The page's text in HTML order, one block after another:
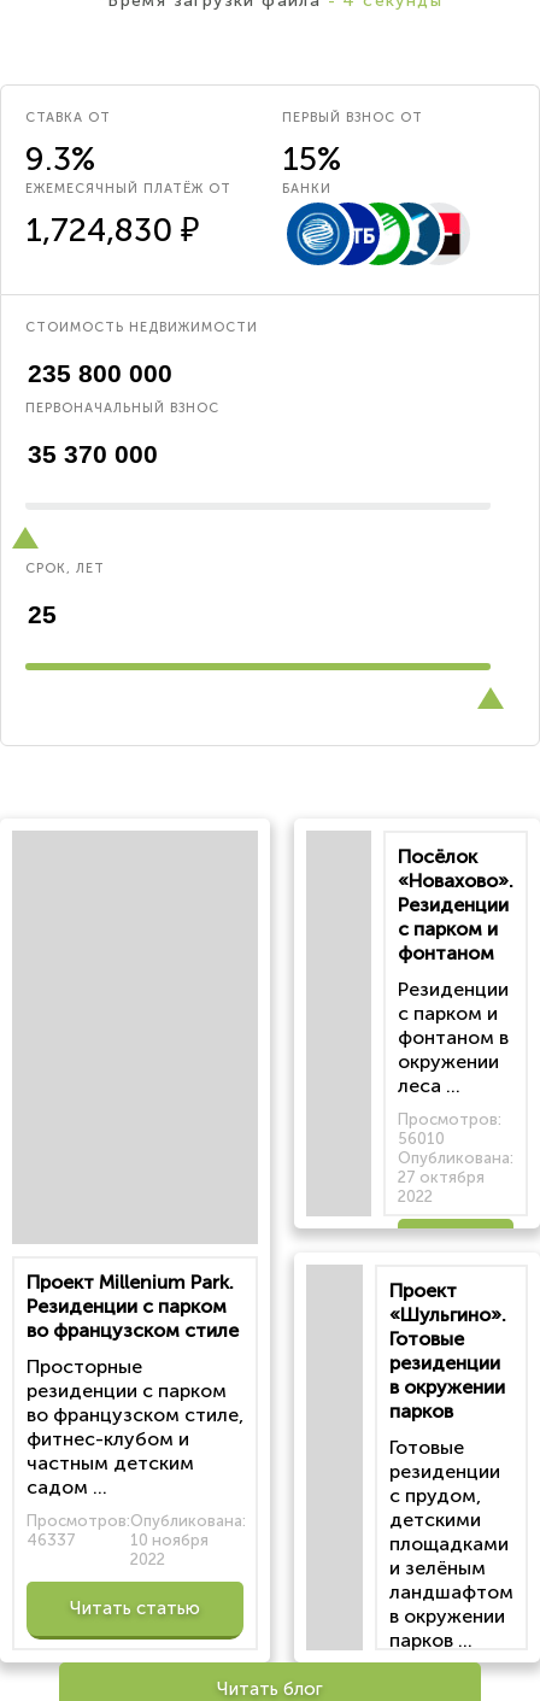
СТАВКА ОТ
9.3%
ПЕРВЫЙ ВЗНОС ОТ
15%
ЕЖЕМЕСЯЧНЫЙ ПЛАТЁЖ ОТ
1,724,830 ₽
БАНКИ
СТОИМОСТЬ НЕДВИЖИМОСТИ
ПЕРВОНАЧАЛЬНЫЙ ВЗНОС
СРОК, ЛЕТ
Проект Millenium Park.
Резиденции с парком
во французском стиле
Просторные
резиденции с парком
во французском стиле,
фитнес-клубом и
частным детским
садом ...
Просмотров:
46337
Опубликована:
10 ноября
2022
Читать статью
Посёлок
«Новахово».
Резиденции
с парком и
фонтаном
Резиденции
с парком и
фонтаном в
окружении
леса ...
Просмотров:
56010
Опубликована:
27 октября
2022
статью
Проект
«Шульгино».
Готовые
резиденции
в окружении
парков
Готовые
резиденции
с прудом,
детскими
площадками
и зелёным
ландшафтом
в окружении
парков ...
Просмотров:
Читать блог